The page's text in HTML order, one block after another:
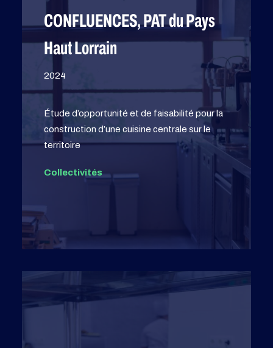
CONFLUENCES, PAT du Pays
Haut Lorrain
2024
Étude d’opportunité et de faisabilité pour la
construction d’une cuisine centrale sur le
territoire
Collectivités